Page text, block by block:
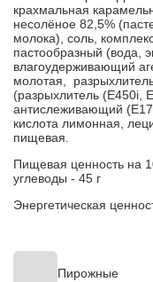
крахмальная
несолёное 82,5%
молока), соль,
пастообразный (вода,
влагоудерживающий
молотая,
(разрыхлитель (Е450i,
антислеживающий
кислота лимонная,
пищевая.
Пищевая ценность на
углеводы - 45 г
Энергетическая
Пирожные